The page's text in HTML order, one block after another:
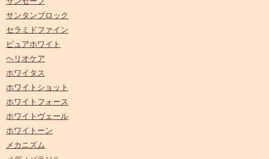
サンタンブロック
セラミドファイン
ピュアホワイト
ヘリオケア
ホワイタス
ホワイトショット
ホワイトフォース
ホワイトヴェール
ホワイトーン
メカニズム